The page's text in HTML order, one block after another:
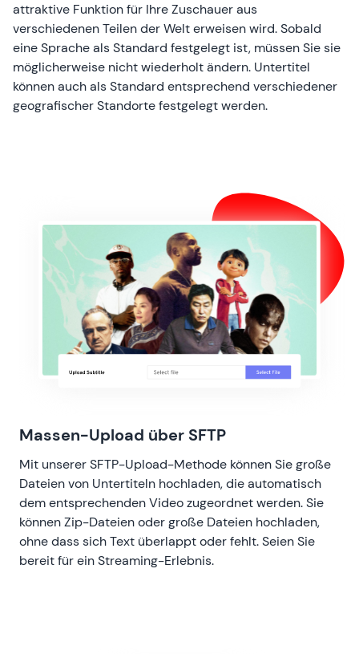
attraktive Funktion für Ihre Zuschauer aus
verschiedenen Teilen der Welt erweisen wird. Sobald
eine Sprache als Standard festgelegt ist, müssen Sie sie
möglicherweise nicht wiederholt ändern. Untertitel
können auch als Standard entsprechend verschiedener
geografischer Standorte festgelegt werden.
Massen-Upload über SFTP
Mit unserer SFTP-Upload-Methode können Sie große
Dateien von Untertiteln hochladen, die automatisch
dem entsprechenden Video zugeordnet werden. Sie
können Zip-Dateien oder große Dateien hochladen,
ohne dass sich Text überlappt oder fehlt. Seien Sie
bereit für ein Streaming-Erlebnis.